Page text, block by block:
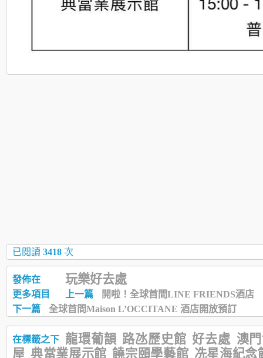
已閱讀 3418 次
發佈在 玩樂好去處
更多項目 上一篇
開啦！全球首間LINE FRIENDS酒店
下一篇
全球首間Maison L’OCCITANE 酒店開放預訂
在標籤之下 龍環葡韻 路氹歷史館 好去處 澳
屋 典當業展示館 饒宗頤學藝館 冼星海紀念